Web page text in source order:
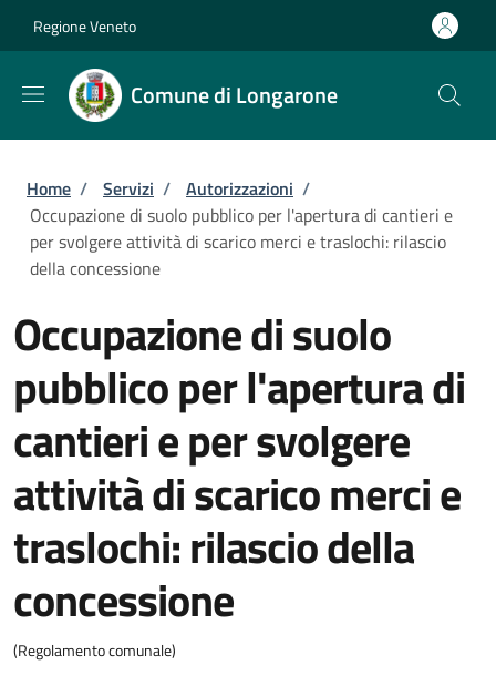
Regione Veneto
Comune di Longarone
Briciole di pane
Home / Servizi / Autorizzazioni /
Occupazione di suolo pubblico per l'apertura di cantieri e
per svolgere attività di scarico merci e traslochi: rilascio
della concessione
Occupazione di suolo
pubblico per l'apertura di
cantieri e per svolgere
attività di scarico merci e
traslochi: rilascio della
concessione
(Regolamento comunale)